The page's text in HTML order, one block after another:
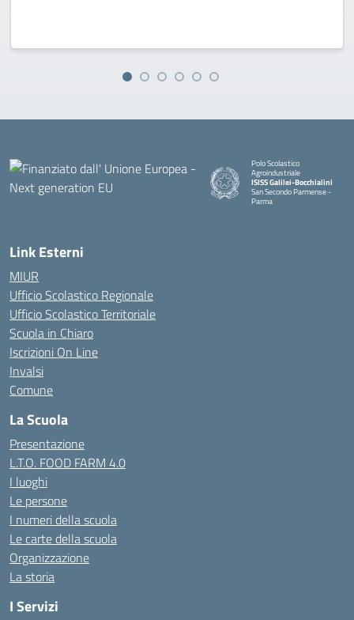
Polo Scolastico
Agroindustriale
ISISS Galilei-Bocchialini
San Secondo Parmense -
Parma
Link Esterni
MIUR
Ufficio Scolastico Regionale
Ufficio Scolastico Territoriale
Scuola in Chiaro
Iscrizioni On Line
Invalsi
Comune
La Scuola
Presentazione
L.T.O. FOOD FARM 4.0
I luoghi
Le persone
I numeri della scuola
Le carte della scuola
Organizzazione
La storia
I Servizi